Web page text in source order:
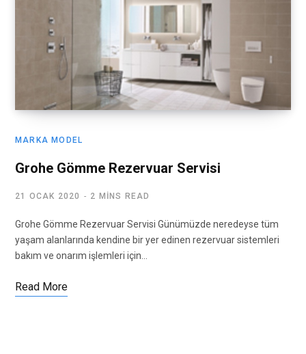
MARKA MODEL
Grohe Gömme Rezervuar Servisi
21 OCAK 2020 2 MINS READ
Grohe Gömme Rezervuar Servisi Günümüzde neredeyse tüm
yaşam alanlarında kendine bir yer edinen rezervuar sistemleri
bakım ve onarım işlemleri için…
Read More